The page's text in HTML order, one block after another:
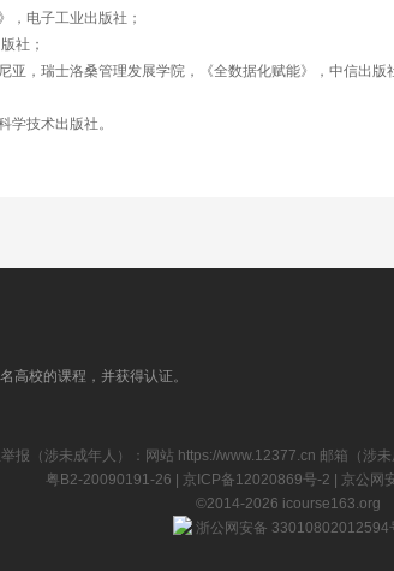
，电子工业出版社；
社；
亚，瑞士洛桑管理发展学院，《全数据化赋能》，中信出版
技术出版社。
高校的课程，并获得认证。
报（涉未成年人）：网站 https://www.12377.cn 邮箱（涉
粤B2-20090191-26
| 京ICP备12020869号-2 | 京公网
©2014-2026 icourse163.org
浙公网安备 33010802012594